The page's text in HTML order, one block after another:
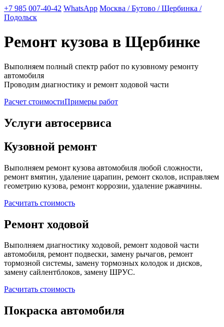
+7 985 007-40-42 WhatsApp Москва / Бутово / Щербинка /
Подольск
Ремонт кузова в Щербинке
Выполняем полный спектр работ по кузовному ремонту
автомобиля
Проводим диагностику и ремонт ходовой части
Расчет стоимостиПримеры работ
Услуги автосервиса
Кузовной ремонт
Выполняем ремонт кузова автомобиля любой сложности,
ремонт вмятин, удаление царапин, ремонт сколов, исправляем
геометрию кузова, ремонт коррозии, удаление ржавчины.
Расчитать стоимость
Ремонт ходовой
Выполняем диагностику ходовой, ремонт ходовой части
автомобиля, ремонт подвески, замену рычагов, ремонт
тормозной системы, замену тормозных колодок и дисков,
замену сайлентблоков, замену ШРУС.
Расчитать стоимость
Покраска автомобиля